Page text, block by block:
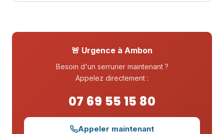
🚨 Urgence à Ambon
Besoin d'un serrurier maintenant ?
Appelez directement :
07 69 55 15 80
Appeler maintenant